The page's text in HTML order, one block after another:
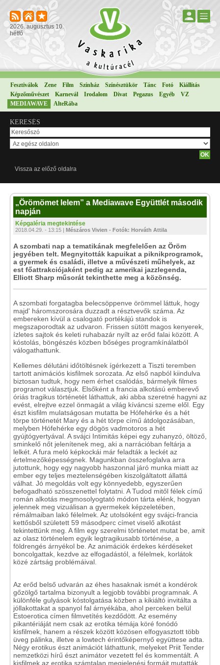
2026. augusztus 10.
hétfő
Fesztiválok Zene Film Színház Színésztükör Tánc Fotó
Kiállítás
Képzőművészet
Karnevál Irodalom Divat Pegazus Egyéb
VZ
MEDIAWAVE
AlteRába
KERESÉS
Vissza az előző oldalra
„Örömömet lelem” a Mediawave Együttlét második
napján
Képgaléria megtekintése
2018.04.29. - 13:15 | Mészáros Vivien - Fotók: Horváth Attila
A szombati nap a tematikának megfelelően az Öröm
jegyében telt. Megnyitották kapuikat a piknikprogramok,
a gyermek és családi, illetve a művészeti műhelyek, az
est főattrakciójaként pedig az amerikai jazzlegenda,
Elliott Sharp műsorát tekinthette meg a közönség.
A szombati forgatagba belecsöppenve örömmel láttuk, hogy
majd' háromszorosára duzzadt a résztvevők száma. Az
embereken kívül a csalogató portékájú standok is
megszaporodtak az udvaron. Frissen sütött magos kenyerek,
ízletes sajtok és keleti ruhabazár nyílt az erőd falai között. A
kóstolás, böngészés közben bőséges programkínálatból
válogathattunk.
Kellemes délutáni időtöltésnek ígérkezett a Tiszti teremben
tartott animációs kisfilmek sorozata. Az első napból kiindulva
biztosan tudtuk, hogy nem érhet csalódás, bármelyik filmes
programot választjuk. Elsőként a francia alkotású emberevő
óriás tragikus történetét láthattuk, aki abba szeretné hagyni az
evést, elrejtve ezzel önmagát a világ kíváncsi szeme elől. Egy
észt kisfilm mulatságosan mutatta be Hófehérke és a hét
törpe történetét Mary és a hét törpe című átdolgozásában,
melyben Hófehérke egy dögös vadmotoros a hét
gyújtógyertyával. A svájci Intimitás képei egy zuhanyzó, öltöző,
sminkelő nőt jelenítenek meg, aki a narrációban feltárja a
lelkét. A fura meló képkockái már feladták a leckét az
értelmezőképességnek. Magunkban összefoglalva arra
jutottunk, hogy egy nagyobb haszonnal járó munka miatt az
ember egy teljes meztelenségében kiszolgáltatott állattá
válhat. Jó megoldás volt egy könnyedebb, egyszerűen
befogadható szösszenettel folytatni. A Tudod mitől félek című
román alkotás megmosolyogtató módon tárta elénk, hogyan
jelennek meg vizuálisan a gyermekek képzeletében,
rémálmaiban lakó félelmek. Az utolsóként egy svájci-francia
kettősből született 59 másodperc címet viselő alkotást
tekintettünk meg. A film egy szerelmi történetet mutat be, amit
az olasz történelem egyik legtragikusabb történése, a
földrengés árnyékol be. Az animációk érdekes kérdéseket
boncolgattak, kezdve az elfogadástól, a félelmek, korlátok
közé zártság problémáival.
Az erőd belső udvarán az éhes hasaknak ismét a kondérok
gőzölgő tartalma bizonyult a legjobb további programnak. A
különféle gulyások kóstolgatása közben a kikiáltó invitálta a
jóllakottakat a spanyol fal árnyékába, ahol perceken belül
Estoerotica címen filmvetítés kezdődött. Az esemény
pikantériáját nem csak az erotika témája köré fonódó
kisfilmek, hanem a részek között közösen elfogyasztott több
üveg pálinka, illetve a lowtech érintőképernyő együttese adta.
Négy erotikus észt animációt láthattunk, melyeket Priit Tender
nemzetközi hírű észt animátor vezetett fel és kommentált. A
kisfilmek az erotika számtalan megjelenési formáit mutatták